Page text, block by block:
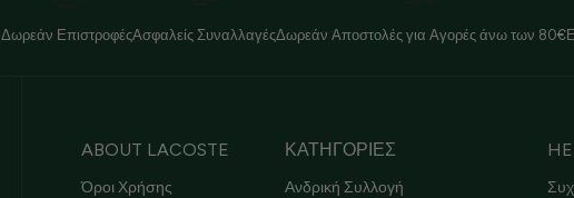
Δωρεάν ΕπιστροφέςΑσφαλείς ΣυναλλαγέςΔωρεάν Αποστολές για Αγορές άνω των 80€
ABOUT LACOSTE
Όροι Χρήσης
ΚΑΤΗΓΟΡΙΕΣ
Ανδρική Συλλογή